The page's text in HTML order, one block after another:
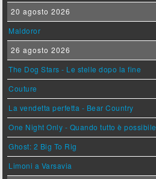
20 agosto 2026
Maldoror
26 agosto 2026
The Dog Stars - Le stelle dopo la fine
Couture
La vendetta perfetta - Bear Country
One Night Only - Quando tutto è possibile
Ghost: 2 Big To Rig
Limoni a Varsavia